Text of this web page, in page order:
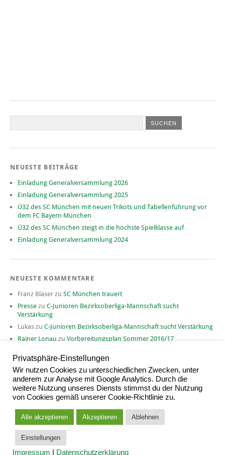
NEUESTE BEITRÄGE
Einladung Generalversammlung 2026
Einladung Generalversammlung 2025
Ü32 des SC München mit neuen Trikots und Tabellenführung vor
dem FC Bayern München
Ü32 des SC München steigt in die höchste Spielklasse auf
Einladung Generalversammlung 2024
NEUESTE KOMMENTARE
Franz Blaser zu SC München trauert
Presse zu C-Junioren Bezirksoberliga-Mannschaft sucht
Verstärkung
Lukas zu C-Junioren Bezirksoberliga-Mannschaft sucht Verstärkung
Rainer Lonau zu Vorbereitungsplan Sommer 2016/17
ARCHIV
Proudly powered by
Privatsphäre-Einstellungen
Wir nutzen Cookies zu unterschiedlichen Zwecken, unter
anderem zur Analyse mit Google Analytics. Durch die
weitere Nutzung unseres Diensts stimmst du der Nutzung
von Cookies gemäß unserer Cookie-Richtlinie zu.
Alle akzeptieren Akzeptieren Ablehnen
Einstellungen
Impressum Datenschutzerklärung